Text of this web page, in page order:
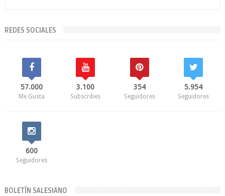
REDES SOCIALES
57.000
Me Gusta
3.100
Subscribes
354
Seguidores
5.954
Seguidores
600
Seguidores
BOLETÍN SALESIANO